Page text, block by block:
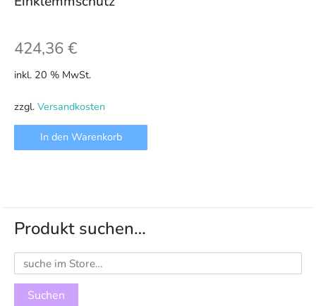
424,36€
inkl. 20 % MwSt.
zzgl. Versandkosten
In den Warenkorb
Produkt suchen…
Suchen
nach: